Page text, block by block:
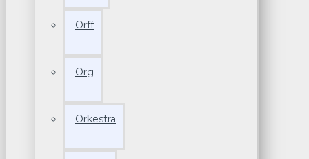
Orff
Org
Orkestra